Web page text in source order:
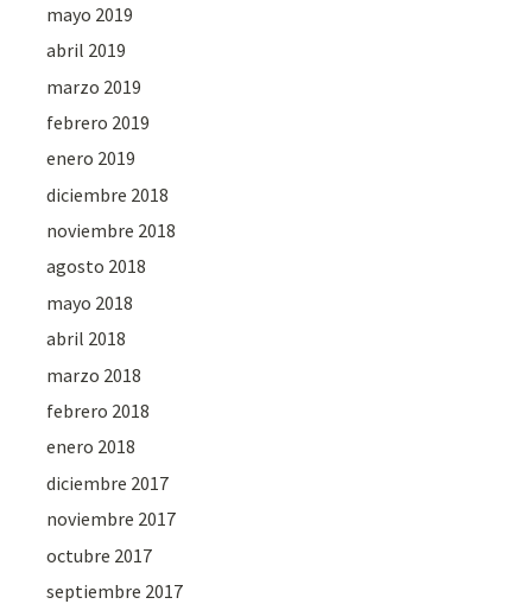
mayo 2019
abril 2019
marzo 2019
febrero 2019
enero 2019
diciembre 2018
noviembre 2018
agosto 2018
mayo 2018
abril 2018
marzo 2018
febrero 2018
enero 2018
diciembre 2017
noviembre 2017
octubre 2017
septiembre 2017